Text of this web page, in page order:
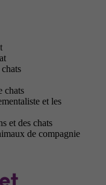
chats
et les
et des chats
de compagnie